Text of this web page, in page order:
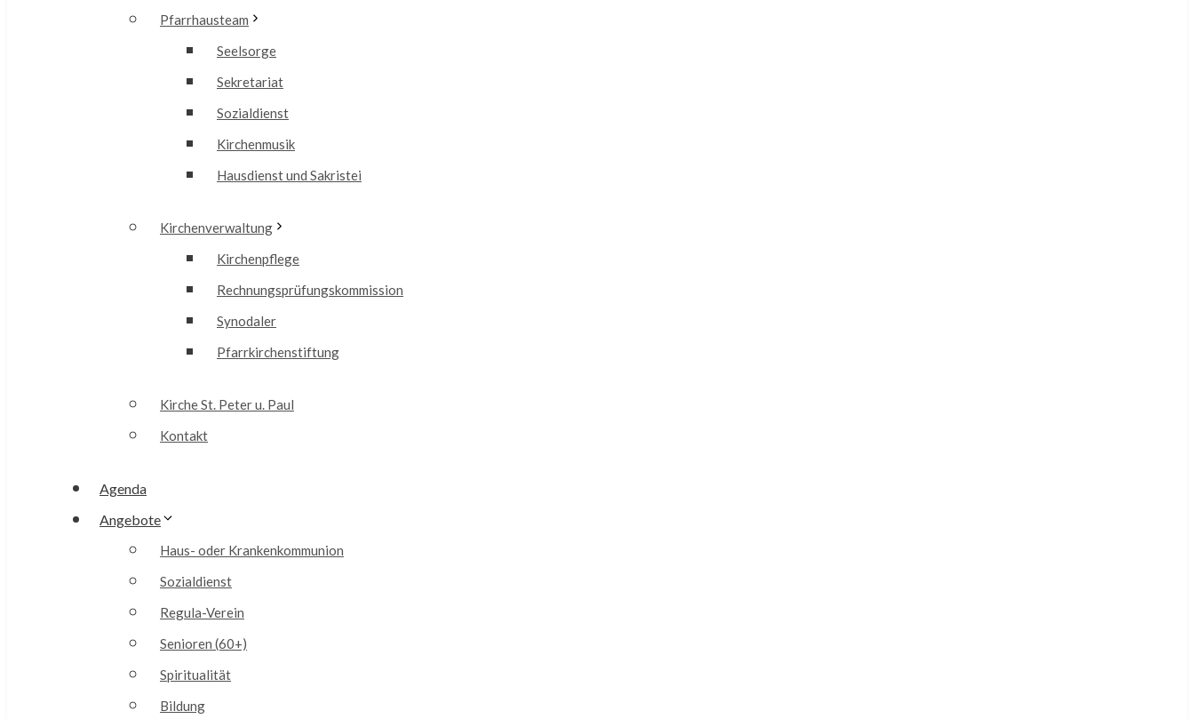
Pfarrhausteam
Seelsorge
Sekretariat
Sozialdienst
Kirchenmusik
Hausdienst und Sakristei
Kirchenverwaltung
Kirchenpflege
Rechnungsprüfungskommission
Synodaler
Pfarrkirchenstiftung
Kirche St. Peter u. Paul
Kontakt
Agenda
Angebote
Haus- oder Krankenkommunion
Sozialdienst
Regula-Verein
Senioren (60+)
Spiritualität
Bildung